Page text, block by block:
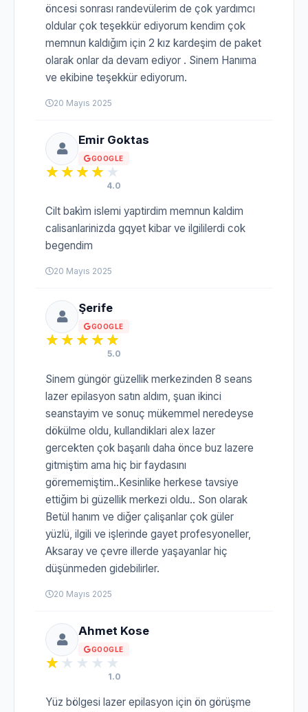
öncesi sonrası randevülerim de çok yardımcı
oldular çok teşekkür ediyorum kendim çok
memnun kaldığım için 2 kız kardeşim de paket
olarak onlar da devam ediyor . Sinem Hanıma
ve ekibine teşekkür ediyorum.
20 Mayıs 2025
Emir Goktas
GOOGLE
4.0
Cilt bakìm islemi yaptirdim memnun kaldim
calisanlarinizda gqyet kibar ve ilgililerdi cok
begendim
20 Mayıs 2025
Şerife
GOOGLE
5.0
Sinem güngör güzellik merkezinden 8 seans
lazer epilasyon satın aldım, şuan ikinci
seanstayim ve sonuç mükemmel neredeyse
dökülme oldu, kullandiklari alex lazer
gercekten çok başarılı daha önce buz lazere
gitmiştim ama hiç bir faydasını
görememiştim..Kesinlike herkese tavsiye
ettiğim bi güzellik merkezi oldu.. Son olarak
Betül hanım ve diğer çalişanlar çok güler
yüzlü, ilgili ve işlerinde gayet profesyoneller,
Aksaray ve çevre illerde yaşayanlar hiç
düşünmeden gidebilirler.
20 Mayıs 2025
Ahmet Kose
GOOGLE
1.0
Yüz bölgesi lazer epilasyon için ön görüşme